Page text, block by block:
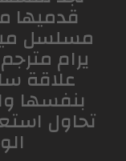
قدميها
مسلسل
يرام
علاقة
بنفسها
تحاول